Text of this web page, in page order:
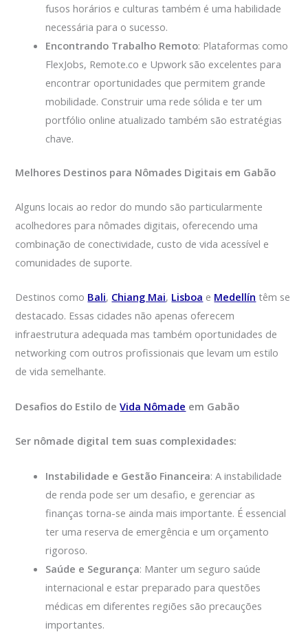
fusos horários e culturas também é uma habilidade
necessária para o sucesso.
Encontrando Trabalho Remoto: Plataformas como
FlexJobs, Remote.co e Upwork são excelentes para
encontrar oportunidades que permitem grande
mobilidade. Construir uma rede sólida e ter um
portfólio online atualizado também são estratégias
chave.
Melhores Destinos para Nômades Digitais em Gabão
Alguns locais ao redor do mundo são particularmente
acolhedores para nômades digitais, oferecendo uma
combinação de conectividade, custo de vida acessível e
comunidades de suporte.
Destinos como Bali, Chiang Mai, Lisboa e Medellín têm se
destacado. Essas cidades não apenas oferecem
infraestrutura adequada mas também oportunidades de
networking com outros profissionais que levam um estilo
de vida semelhante.
Desafios do Estilo deVida Nômade em Gabão
Ser nômade digital tem suas complexidades:
Instabilidade e Gestão Financeira: A instabilidade
de renda pode ser um desafio, e gerenciar as
finanças torna-se ainda mais importante. É essencial
ter uma reserva de emergência e um orçamento
rigoroso.
Saúde e Segurança: Manter um seguro saúde
internacional e estar preparado para questões
médicas em diferentes regiões são precauções
importantes.